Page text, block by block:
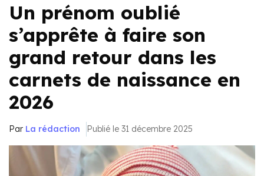
Un prénom oublié
s’apprête à faire son
grand retour dans les
carnets de naissance en
2026
Par La rédaction Publié le 31 décembre 2025